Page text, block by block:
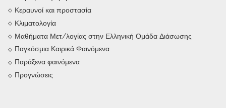
Κεραυνοί και προστασία
Κλιματολογία
Μαθήματα Μετ/λογίας στην Ελληνική Ομάδα Διάσωσης
Παγκόσμια Καιρικά Φαινόμενα
Παράξενα φαινόμενα
Προγνώσεις